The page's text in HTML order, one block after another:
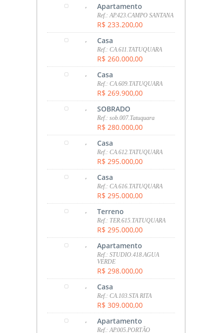
, Apartamento
Ref.: AP.423.CAMPO SANTANA
R$ 233.200,00
, Casa
Ref.: CA.611.TATUQUARA
R$ 260.000,00
, Casa
Ref.: CA.609.TATUQUARA
R$ 269.900,00
, SOBRADO
Ref.: sob.007.Tatuquara
R$ 280.000,00
, Casa
Ref.: CA.612.TATUQUARA
R$ 295.000,00
, Casa
Ref.: CA.616.TATUQUARA
R$ 295.000,00
, Terreno
Ref.: TER.615.TATUQUARA
R$ 295.000,00
, Apartamento
Ref.: STUDIO.418.AGUA
VERDE
R$ 298.000,00
, Casa
Ref.: CA.103.STA RITA
R$ 309.000,00
, Apartamento
Ref.: AP.005.PORTÃO